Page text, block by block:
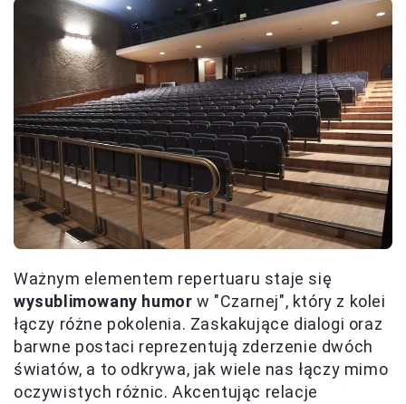
Ważnym elementem repertuaru staje się
wysublimowany humor w "Czarnej", który z kolei
łączy różne pokolenia. Zaskakujące dialogi oraz
barwne postaci reprezentują zderzenie dwóch
światów, a to odkrywa, jak wiele nas łączy mimo
oczywistych różnic. Akcentując relacje